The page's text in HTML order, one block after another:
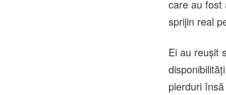
care au fost
sprijin real
Ei au reuşit
pierduri